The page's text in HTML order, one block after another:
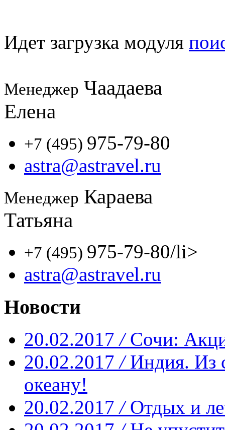
Идет загрузка модуля
Менеджер Чаадаева
Елена
+7 (495) 975-79-80
astra@astravel.ru
Менеджер Караева
Татьяна
+7 (495) 975-79-80/li>
astra@astravel.ru
Новости
20.02.2017 / Сочи:
20.02.2017 / Индия. Из
океану!
20.02.2017 / Отдых и